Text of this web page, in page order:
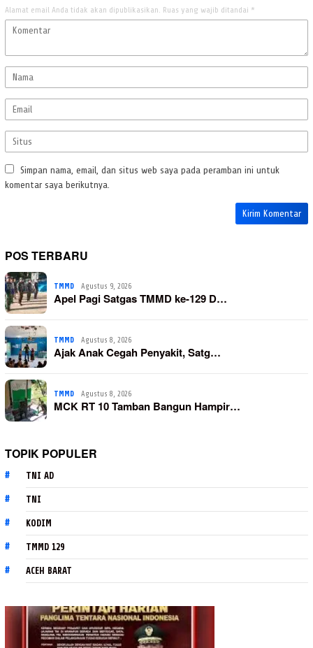
Alamat email Anda tidak akan dipublikasikan. Ruas yang wajib ditandai *
Simpan nama, email, dan situs web saya pada peramban ini untuk
komentar saya berikutnya.
POS TERBARU
TMMD Agustus 9, 2026
Apel Pagi Satgas TMMD ke-129 D…
TMMD Agustus 8, 2026
Ajak Anak Cegah Penyakit, Satg…
TMMD Agustus 8, 2026
MCK RT 10 Tamban Bangun Hampir…
TOPIK POPULER
TNI AD
TNI
KODIM
TMMD 129
ACEH BARAT